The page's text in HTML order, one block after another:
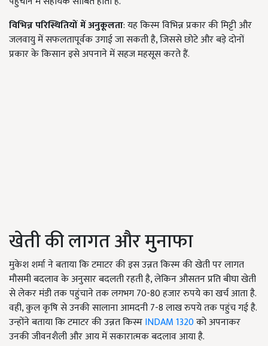
विभिन्न परिस्थितियों में अनुकूलता: यह किस्म विभिन्न प्रकार की मिट्टी और
जलवायु में सफलतापूर्वक उगाई जा सकती है, जिससे छोटे और बड़े दोनों
प्रकार के किसान इसे अपनाने में सहज महसूस करते हैं.
खेती की लागत और मुनाफा
मुकेश शर्मा ने बताया कि टमाटर की इस उन्नत किस्म की खेती पर लागत
मौसमी बदलाव के अनुसार बदलती रहती है, लेकिन औसतन प्रति बीघा खेती
से लेकर मंडी तक पहुंचाने तक लगभग 70-80 हजार रुपये का खर्च आता है.
वही, कुल कृषि से उनकी सालाना आमदनी 7-8 लाख रुपये तक पहुंच गई है.
उन्होंने बताया कि टमाटर की उन्नत किस्मINDAM 1320को अपनाकर
उनकी जीवनशैली और आय में सकारात्मक बदलाव आया है.